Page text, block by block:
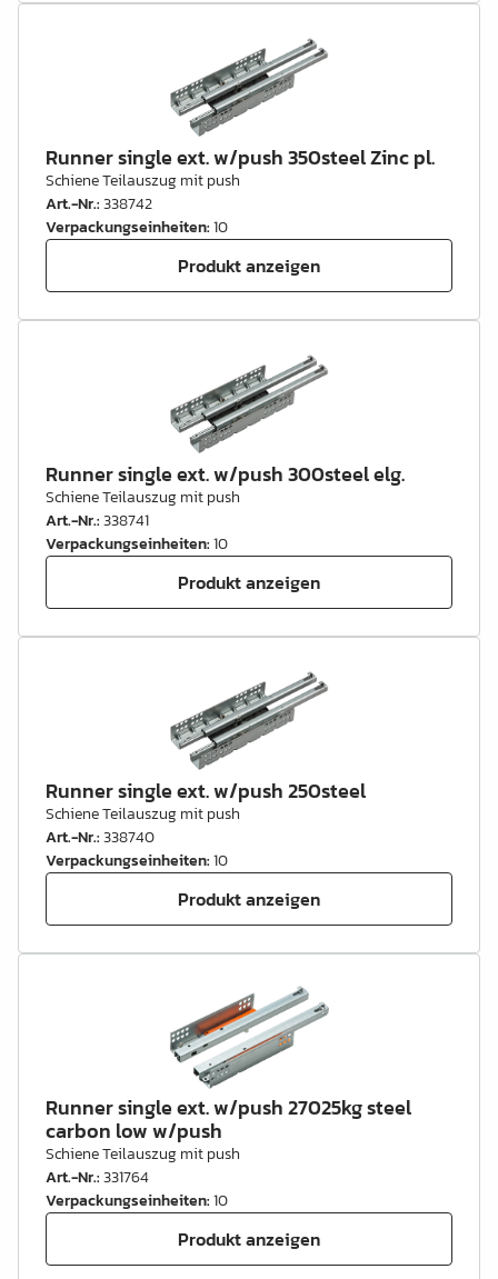
Runner single ext. w/push 350steel Zinc pl.
Schiene Teilauszug mit push
Art.-Nr.:338742
Verpackungseinheiten:10
Produkt anzeigen
Runner single ext. w/push 300steel elg.
Schiene Teilauszug mit push
Art.-Nr.:338741
Verpackungseinheiten:10
Produkt anzeigen
Runner single ext. w/push 250steel
Schiene Teilauszug mit push
Art.-Nr.:338740
Verpackungseinheiten:10
Produkt anzeigen
Runner single ext. w/push 27025kg steel
carbon low w/push
Schiene Teilauszug mit push
Art.-Nr.:331764
Verpackungseinheiten:10
Produkt anzeigen